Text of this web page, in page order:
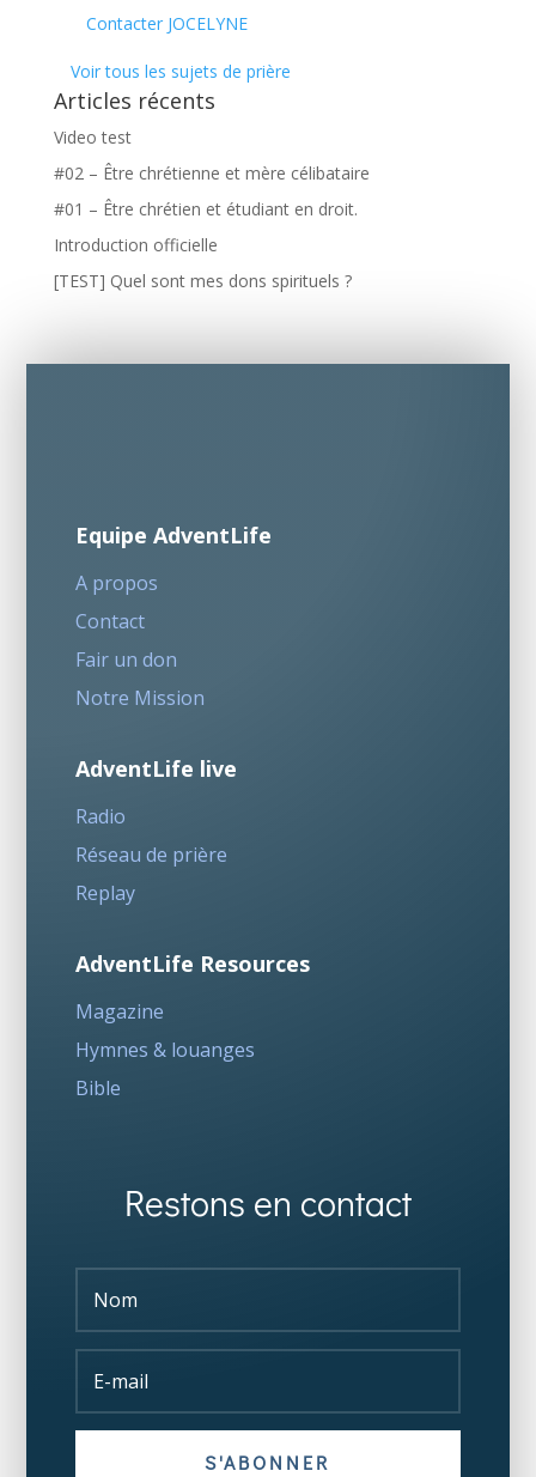
Contacter JOCELYNE
Voir tous les sujets de prière
Articles récents
Video test
#02 – Être chrétienne et mère célibataire
#01 – Être chrétien et étudiant en droit.
Introduction officielle
[TEST] Quel sont mes dons spirituels ?
Equipe AdventLife
A propos
Contact
Fair un don
Notre Mission
AdventLife live
Radio
Réseau de prière
Replay
AdventLife Resources
Magazine
Hymnes & louanges
Bible
Restons en contact
S'ABONNER